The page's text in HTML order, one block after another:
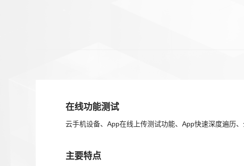
在线功能测试
云手机设备、App在线上传测试功能、App快速深度遍历、
主要特点